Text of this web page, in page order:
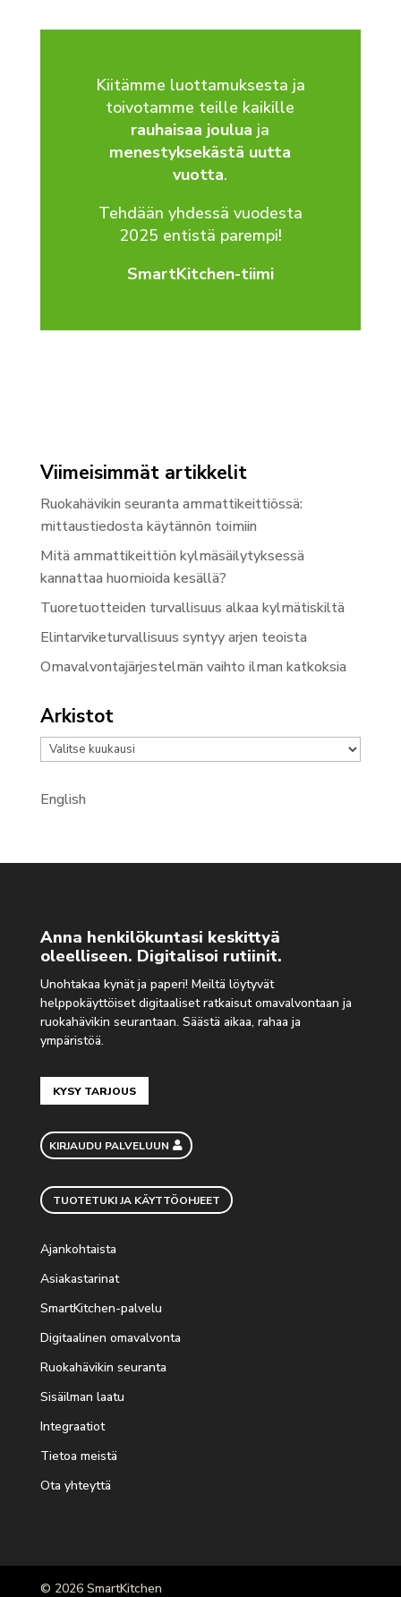
Kiitämme luottamuksesta ja
toivotamme teille kaikille
rauhaisaa joulua ja
menestyksekästä uutta
vuotta.
Tehdään yhdessä vuodesta
2025 entistä parempi!
SmartKitchen-tiimi
Viimeisimmät artikkelit
Ruokahävikin seuranta ammattikeittiössä:
mittaustiedosta käytännön toimiin
Mitä ammattikeittiön kylmäsäilytyksessä
kannattaa huomioida kesällä?
Tuoretuotteiden turvallisuus alkaa kylmätiskiltä
Elintarviketurvallisuus syntyy arjen teoista
Omavalvontajärjestelmän vaihto ilman katkoksia
Arkistot
Arkistot
English
Anna henkilökuntasi keskittyä
oleelliseen. Digitalisoi rutiinit.
Unohtakaa kynät ja paperi! Meiltä löytyvät
helppokäyttöiset digitaaliset ratkaisut omavalvontaan ja
ruokahävikin seurantaan. Säästä aikaa, rahaa ja
ympäristöä.
KYSY TARJOUS
KIRJAUDU PALVELUUN
TUOTETUKI JA KÄYTTÖOHJEET
Ajankohtaista
Asiakastarinat
SmartKitchen-palvelu
Digitaalinen omavalvonta
Ruokahävikin seuranta
Sisäilman laatu
Integraatiot
Tietoa meistä
Ota yhteyttä
© 2026 SmartKitchen